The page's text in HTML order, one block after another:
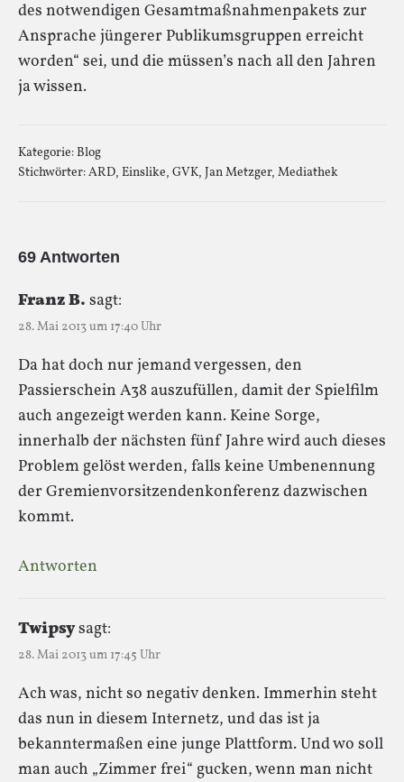
des notwendigen Gesamtmaßnahmenpakets zur
Ansprache jüngerer Publikumsgruppen erreicht
worden“ sei, und die müssen’s nach all den Jahren
ja wissen.
Kategorie:Blog
Stichwörter:ARD, Einslike, GVK, Jan Metzger, Mediathek
69 Antworten
Franz B. sagt:
28. Mai 2013 um 17:40 Uhr
Da hat doch nur jemand vergessen, den
Passierschein A38 auszufüllen, damit der Spielfilm
auch angezeigt werden kann. Keine Sorge,
innerhalb der nächsten fünf Jahre wird auch dieses
Problem gelöst werden, falls keine Umbenennung
der Gre­mi­en­vor­sit­zen­denkon­fe­renz dazwischen
kommt.
Antworten
Twipsysagt:
28. Mai 2013 um 17:45 Uhr
Ach was, nicht so negativ denken. Immerhin steht
das nun in diesem Internetz, und das ist ja
bekanntermaßen eine junge Plattform. Und wo soll
man auch „Zimmer frei“ gucken, wenn man nicht